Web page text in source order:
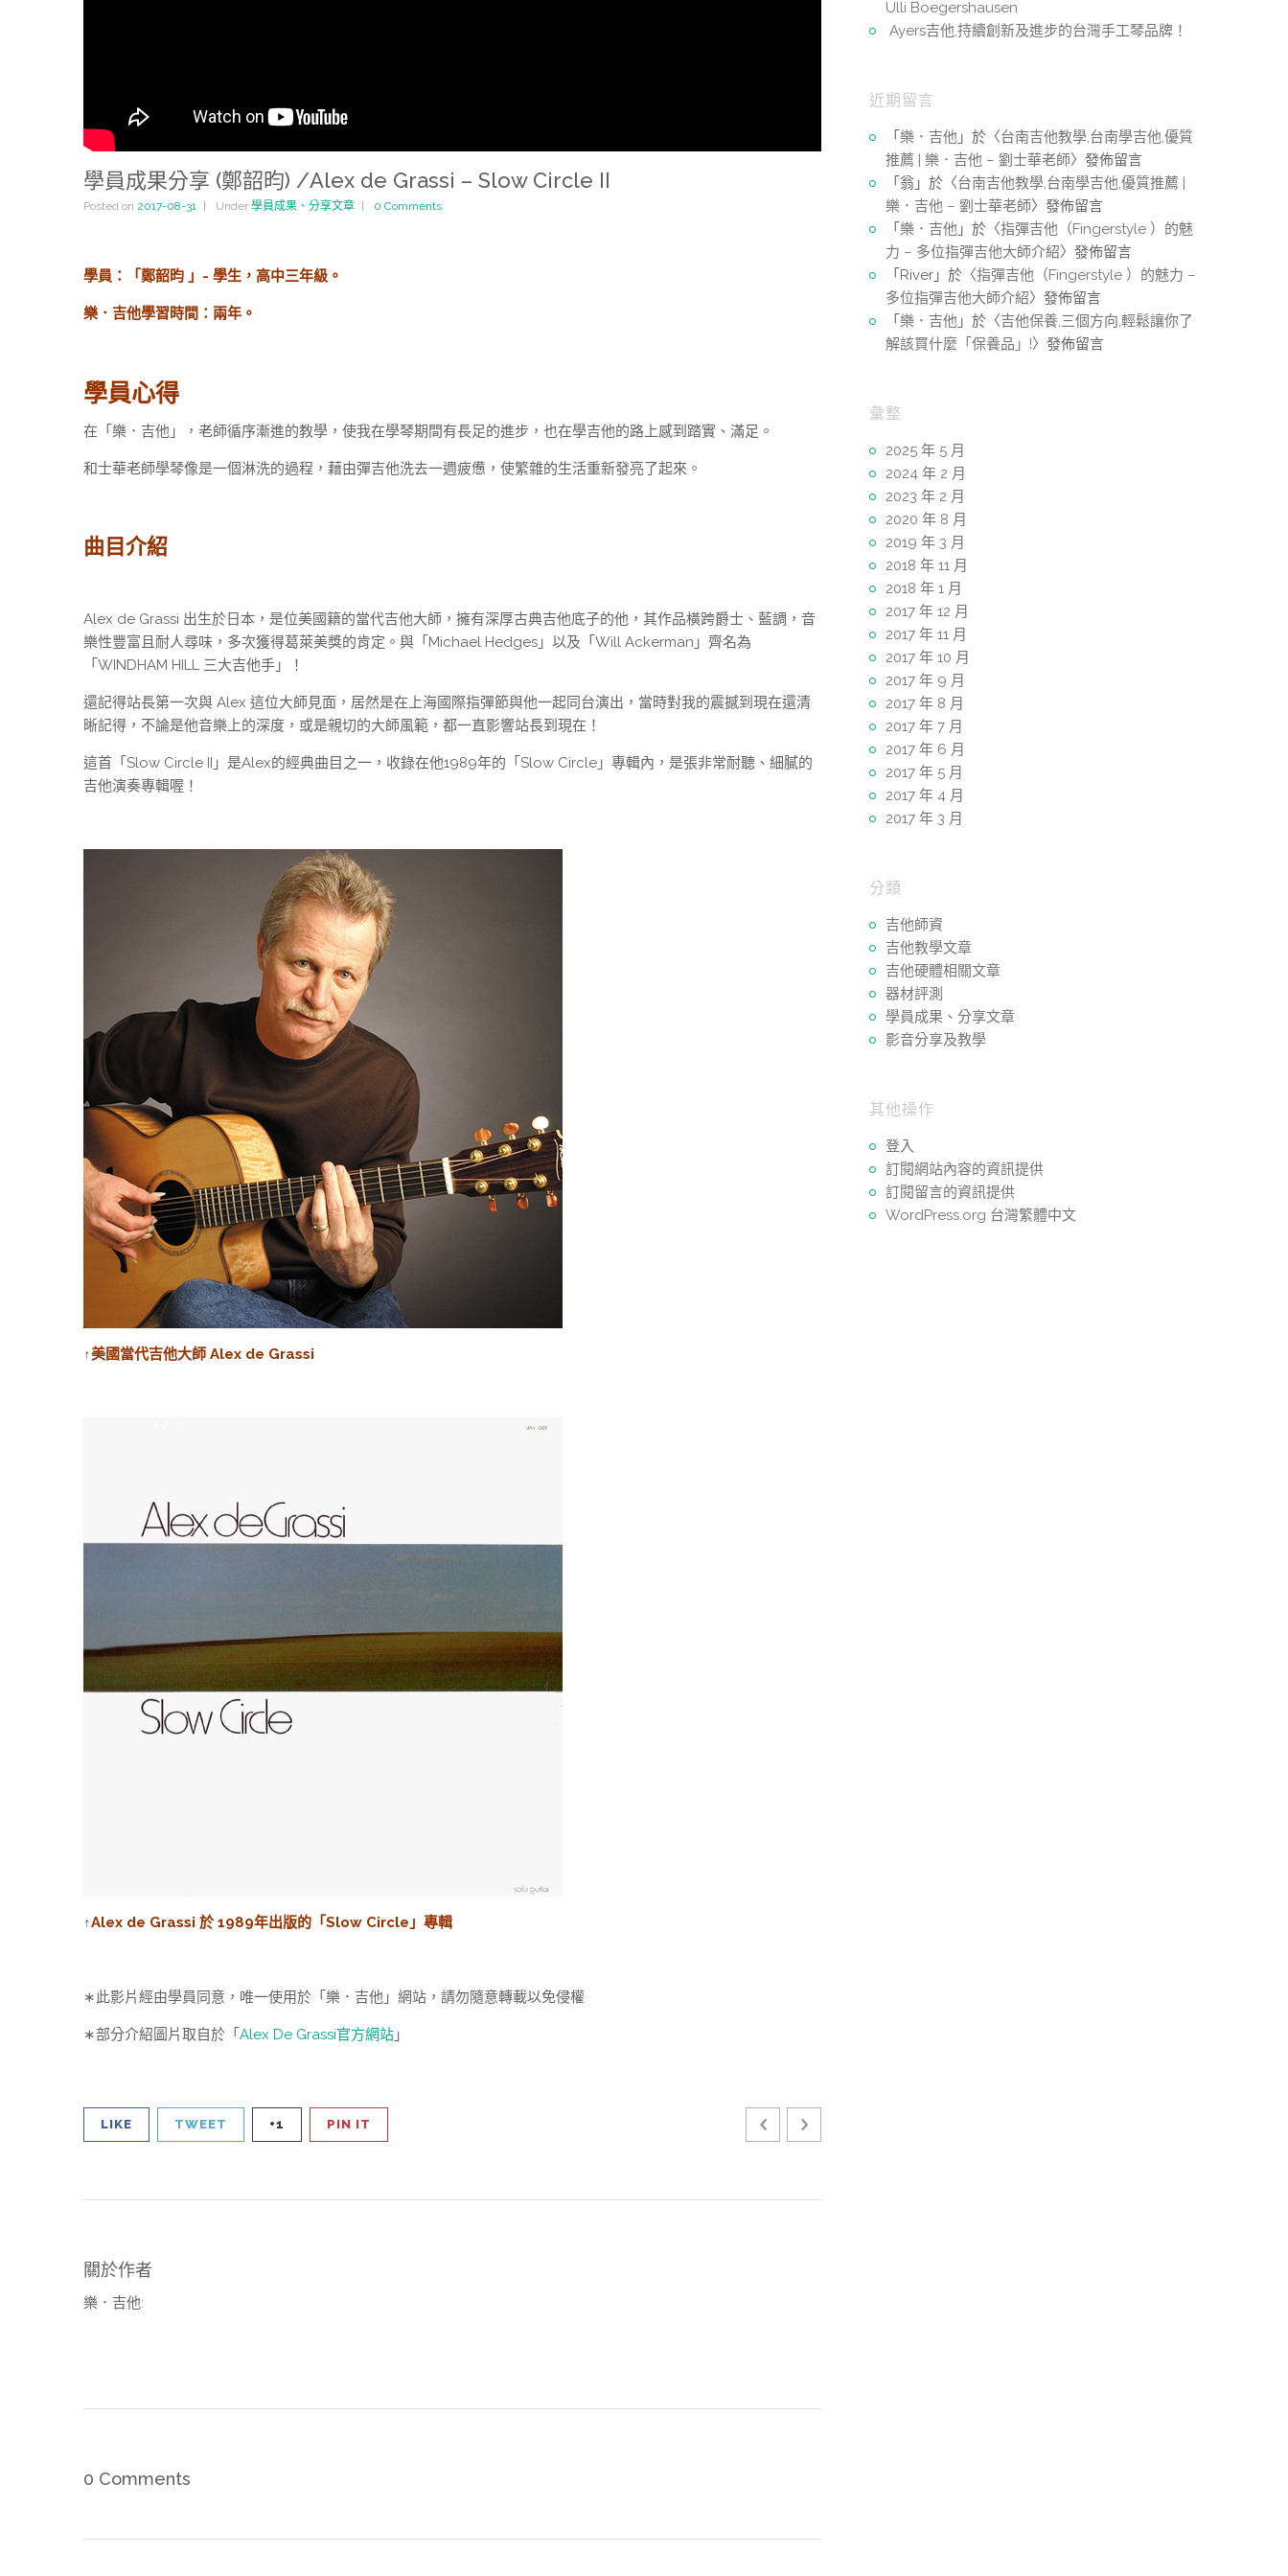
學員成果分享 (鄭韶昀) /Alex de Grassi – Slow Circle II
Posted on 2017-08-31 Under 學員成果、分享文章 0 Comments
學員：「鄭韶昀 」- 學生，高中三年級。
樂．吉他學習時間：兩年。
學員心得
在「樂．吉他」，老師循序漸進的教學，使我在學琴期間有長足的進步，也在學吉他的路上感到踏實、滿足。
和士華老師學琴像是一個淋洗的過程，藉由彈吉他洗去一週疲憊，使繁雜的生活重新發亮了起來。
曲目介紹
Alex de Grassi 出生於日本，是位美國籍的當代吉他大師，擁有深厚古典吉他底子的他，其作品橫跨爵士、藍調，音
樂性豐富且耐人尋味，多次獲得葛萊美獎的肯定。與「Michael Hedges」以及「Will Ackerman」齊名為
「WINDHAM HILL 三大吉他手」！
還記得站長第一次與 Alex 這位大師見面，居然是在上海國際指彈節與他一起同台演出 ，當時對我的震撼到現在還清
晰記得，不論是他音樂上的深度，或是親切的大師風範，都一直影響站長到現在！
這首「Slow Circle II」是Alex的經典曲目之一，收錄在他1989年的「Slow Circle」專輯內，是張非常耐聽、細膩的
吉他演奏專輯喔！
↑美國當代吉他大師 Alex de Grassi
↑Alex de Grassi 於 1989年出版的「Slow Circle」專輯
∗此影片經由學員同意，唯一使用於「樂．吉他」網站，請勿隨意轉載以免侵權
∗部分介紹圖片取自於「 Alex De Grassi官方網站 」
LIKE TWEET +1 PIN IT
關於作者
樂．吉他:
0 Comments
Ulli Boegershausen
Ayers吉他,持續創新及進步的台灣手工琴品牌！
近期留言
「 樂．吉他 」於〈台南吉他教學,台南學吉他,優質
推薦 | 樂．吉他 – 劉士華老師〉發佈留言
「 翁 」於〈台南吉他教學,台南學吉他,優質推薦 |
樂．吉他 – 劉士華老師〉發佈留言
「 樂．吉他 」於〈指彈吉他（Fingerstyle ）的魅
力 – 多位指彈吉他大師介紹〉發佈留言
「 River 」於〈指彈吉他（Fingerstyle ）的魅力 –
多位指彈吉他大師介紹〉發佈留言
「 樂．吉他 」於〈吉他保養,三個方向,輕鬆讓你了
解該買什麼「保養品」!〉發佈留言
彙整
2025 年 5 月
2024 年 2 月
2023 年 2 月
2020 年 8 月
2019 年 3 月
2018 年 11 月
2018 年 1 月
2017 年 12 月
2017 年 11 月
2017 年 10 月
2017 年 9 月
2017 年 8 月
2017 年 7 月
2017 年 6 月
2017 年 5 月
2017 年 4 月
2017 年 3 月
分類
吉他師資
吉他教學文章
吉他硬體相關文章
器材評測
學員成果、分享文章
影音分享及教學
其他操作
登入
訂閱網站內容的資訊提供
訂閱留言的資訊提供
WordPress.org 台灣繁體中文